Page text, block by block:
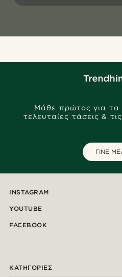
Μάθε πρώτος για τα
τελευταίες τάσεις &
ΓΙΝΕ
INSTAGRAM
YOUTUBE
FACEBOOK
ΚΑΤΗΓΟΡΊΕΣ